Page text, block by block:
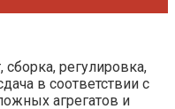
сборка, регулировка,
в соответствии с
агрегатов и